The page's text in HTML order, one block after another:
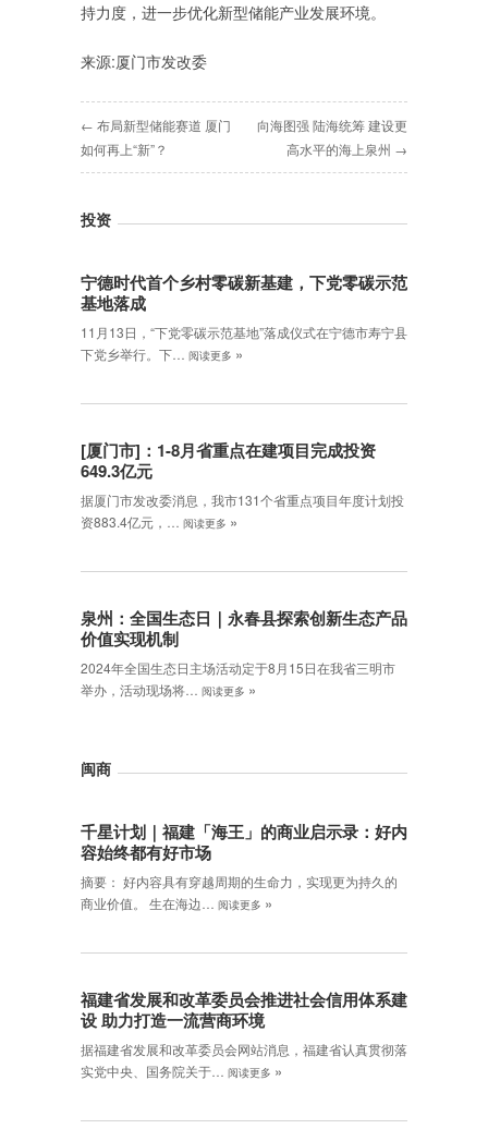
持力度，进一步优化新型储能产业发展环境。
来源:厦门市发改委
← 布局新型储能赛道 厦门
如何再上“新”？
向海图强 陆海统筹 建设更
高水平的海上泉州 →
投资
宁德时代首个乡村零碳新基建，下党零碳示范
基地落成
11月13日，“下党零碳示范基地”落成仪式在宁德市寿宁县
下党乡举行。下…
阅读更多 »
[厦门市]：1-8月省重点在建项目完成投资
649.3亿元
据厦门市发改委消息，我市131个省重点项目年度计划投
资883.4亿元，…
阅读更多 »
泉州：全国生态日｜永春县探索创新生态产品
价值实现机制
2024年全国生态日主场活动定于8月15日在我省三明市
举办，活动现场将…
阅读更多 »
闽商
千星计划｜福建「海王」的商业启示录：好内
容始终都有好市场
摘要： 好内容具有穿越周期的生命力，实现更为持久的
商业价值。 生在海边…
阅读更多 »
福建省发展和改革委员会推进社会信用体系建
设 助力打造一流营商环境
据福建省发展和改革委员会网站消息，福建省认真贯彻落
实党中央、国务院关于…
阅读更多 »